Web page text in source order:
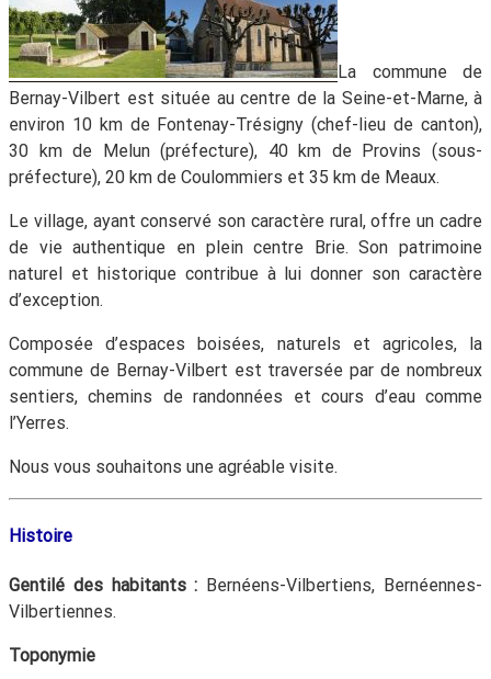
La commune de
Bernay-Vilbert est située au centre de la Seine-et-Marne, à
environ 10 km de Fontenay-Trésigny (chef-lieu de canton),
30 km de Melun (préfecture), 40 km de Provins (sous-
préfecture), 20 km de Coulommiers et 35 km de Meaux.
Le village, ayant conservé son caractère rural, offre un cadre
de vie authentique en plein centre Brie. Son patrimoine
naturel et historique contribue à lui donner son caractère
d’exception.
Composée d’espaces boisées, naturels et agricoles, la
commune de Bernay-Vilbert est traversée par de nombreux
sentiers, chemins de randonnées et cours d’eau comme
l’Yerres.
Nous vous souhaitons une agréable visite.
Histoire
Gentilé des habitants : Bernéens-Vilbertiens, Bernéennes-
Vilbertiennes.
Toponymie